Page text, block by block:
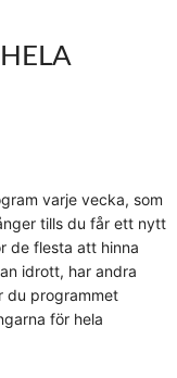
varje vecka, som
tills du får ett nytt
de flesta att hinna
idrott, har andra
du programmet
för hela